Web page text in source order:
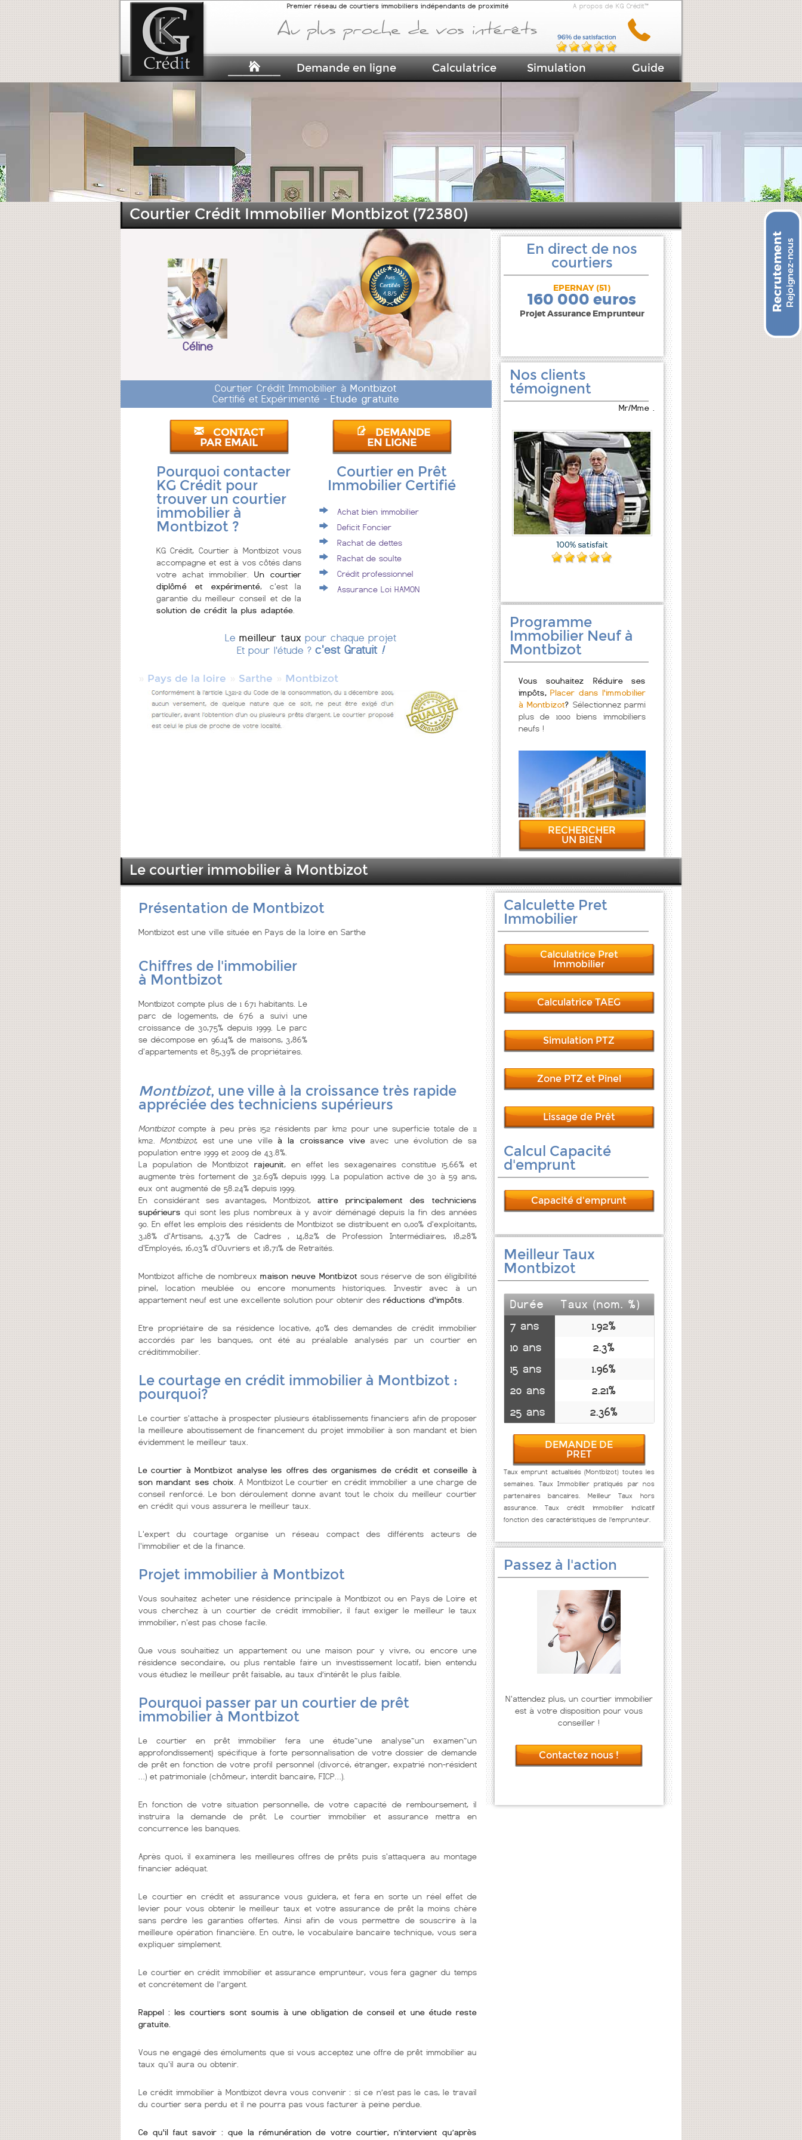
Courtier Crédit Immobilier Montbizot (72380)
Céline
Courtier Crédit Immobilier àMontbizot
Certifié et Expérimenté -Etude gratuite
CONTACT
PAR EMAIL
DEMANDE
EN LIGNE
Pourquoi contacter
KG Crédit pour
trouver un courtier
immobilier à
Montbizot ?
KG Crédit, Courtier à Montbizot vous
accompagne et est à vos côtés dans
votre achat immobilier.Un courtier
diplômé et expérimenté, c'est la
garantie du meilleur conseil et de la
solution de crédit la plus adaptée
Courtier en Prêt
Immobilier Certifié
Achat bien immobilier
Deficit Foncier
Rachat de dettes
Rachat de soulte
Crédit professionnel
Assurance Loi HAMON
Le meilleur taux pour chaque projet
Et pour l'étude ?c'est Gratuit !
Pays de la loire Sarthe Montbizot
En direct de nos
courtiers
150 000 euros
EPERNAY (51)
160 000 euros
Projet Assurance Emprunteur
240 000 euros
Nos clients
témoignent
Mr/Mme .
Programme
Immobilier Neuf à
Montbizot
Vous souhaitez Réduire ses
impôts,Placer dans l'immobilier
à Montbizot? Sélectionnez parmi
plus de 1000 biens immobiliers
neufs !
RECHERCHER
UN BIEN
Le courtier immobilier à Montbizot
Présentation de Montbizot
Montbizot est une ville située en Pays de la loire en Sarthe
Chiffres de l'immobilier
à Montbizot
Montbizot compte plus de 1 671 habitants. Le
parc de logements, de 676 a suivi une
croissance de 30,75% depuis 1999. Le parc
se décompose en 96,14% de maisons, 3,86%
d'appartements et 85,39% de propriétaires.
Montbizot, une ville à la croissance très rapide
appréciée des techniciens supérieurs
Montbizotcompte à peu près 152 résidents par km2 pour une superficie totale de 11
km2. Montbizot, est une une villeà la croissance vive avec une évolution de sa
population entre 1999 et 2009 de 43.8%.
La population de Montbizotrajeunit, en effet les sexagenaires constitue 15.66% et
augmente très fortement de 32.69% depuis 1999. La population active de 30 à 59 ans,
eux ont augmenté de 58.24% depuis 1999.
En considérant ses avantages, Montbizot,attire principalement des techniciens
supérieurs qui sont les plus nombreux à y avoir déménagé depuis la fin des années
90. En effet les emplois des résidents de Montbizot se distribuent en 0,00% d'exploitants,
3,18% d'Artisans, 4,37% de Cadres , 14,82% de Profession Intermédiaires, 18,28%
d'Employés, 16,03% d'Ouvriers et 18,71% de Retraités.
Montbizot affiche de nombreuxmaison neuve Montbizot sous réserve de son éligibilité
pinel, location meublée ou encore monuments historiques. Investir avec à un
appartement neuf est une excellente solution pour obtenir des réductions d'impôts
Etre propriétaire de sa résidence locative, 40% des demandes de crédit immobilier
accordés par les banques, ont été au préalable analysés par un courtier en
créditimmobilier.
Le courtage en crédit immobilier à Montbizot :
pourquoi?
Le courtier s'attache à prospecter plusieurs établissements financiers afin de proposer
la meilleure aboutissement de financement du projet immobilier à son mandant et bien
évidemment le meilleur taux.
Le courtier à Montbizot analyse les offres des organismes de crédit et conseille à
son mandant ses choix . A Montbizot Le courtier en crédit immobilier a une charge de
conseil renforcé. Le bon déroulement donne avant tout le choix du meilleur courtier
en crédit qui vous assurera le meilleur taux.
L'expert du courtage organise un réseau compact des différents acteurs de
l'immobilier et de la finance.
Projet immobilier à Montbizot
Vous souhaitez acheter une résidence principale à Montbizot ou en Pays de Loire et
vous cherchez à un courtier de crédit immobilier, il faut exiger le meilleur le taux
immobilier, n'est pas chose facile.
Que vous souhaitiez un appartement ou une maison pour y vivre, ou encore une
résidence secondaire, ou plus rentable faire un investissement locatif, bien entendu
vous étudiez le meilleur prêt faisable, au taux d’intérêt le plus faible.
Pourquoi passer par un courtier de prêt
immobilier à Montbizot
Le courtier en prêt immobilier fera une étude~une analyse~un examen~un
approfondissement} spécifique à forte personnalisation de votre dossier de demande
de prêt en fonction de votre profil personnel (divorcé, étranger, expatrié non-résident
…) et patrimoniale (chômeur, interdit bancaire, FICP…).
En fonction de votre situation personnelle, de votre capacité de remboursement, il
instruira la demande de prêt. Le courtier immobilier et assurance mettra en
concurrence les banques.
Après quoi, il examinera les meilleures offres de prêts puis s'attaquera au montage
financier adéquat.
Le courtier en crédit et assurance vous guidera, et fera en sorte un réel effet de
levier pour vous obtenir le meilleur taux et votre assurance de prêt la moins chère
sans perdre les garanties offertes. Ainsi afin de vous permettre de souscrire à la
meilleure opération financière. En outre, le vocabulaire bancaire technique, vous sera
expliquer simplement.
Le courtier en crédit immobilier et assurance emprunteur, vous fera gagner du temps
et concrétement de l’argent.
Rappel : les courtiers sont soumis à une obligation de conseil et une étude reste
gratuite.
Vous ne engagé des émoluments que si vous acceptez une offre de prêt immobilier au
taux qu'il aura ou obtenir.
Le crédit immobilier à Montbizot devra vous convenir : si ce n’est pas le cas, le travail
du courtier sera perdu et il ne pourra pas vous facturer à peine perdue.
Ce qu'il faut savoir : que la rémunération de votre courtier, n’intervient qu’après
Calculette Pret
Immobilier
Calculatrice Pret
Immobilier
Calculatrice TAEG
Simulation PTZ
Zone PTZ et Pinel
Lissage de Prêt
Calcul Capacité
d'emprunt
Capacité d'emprunt
Meilleur Taux
Montbizot
Durée
Taux (nom. %)
7 ans
1.92%
10 ans
2.3%
15 ans
1.96%
20 ans
2.21%
25 ans
2.36%
DEMANDE DE
PRET
Taux emprunt actualisés (Montbizot) toutes les
semaines. Taux Immobilier pratiqués par nos
partenaires bancaires. Meilleur Taux hors
assurance. Taux crédit immobilier indicatif
fonction des caractéristiques de l'emprunteur.
Passez à l'action
N'attendez plus, un courtier immobilier
est à votre disposition pour vous
conseiller !
Contactez nous !
Premier réseau de courtiers immobiliers indépendants de proximité A propos de KG Crédit™
Demande en ligne Calculatrice Simulation Guide